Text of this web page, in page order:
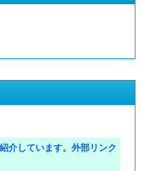
介しています。外部リンク